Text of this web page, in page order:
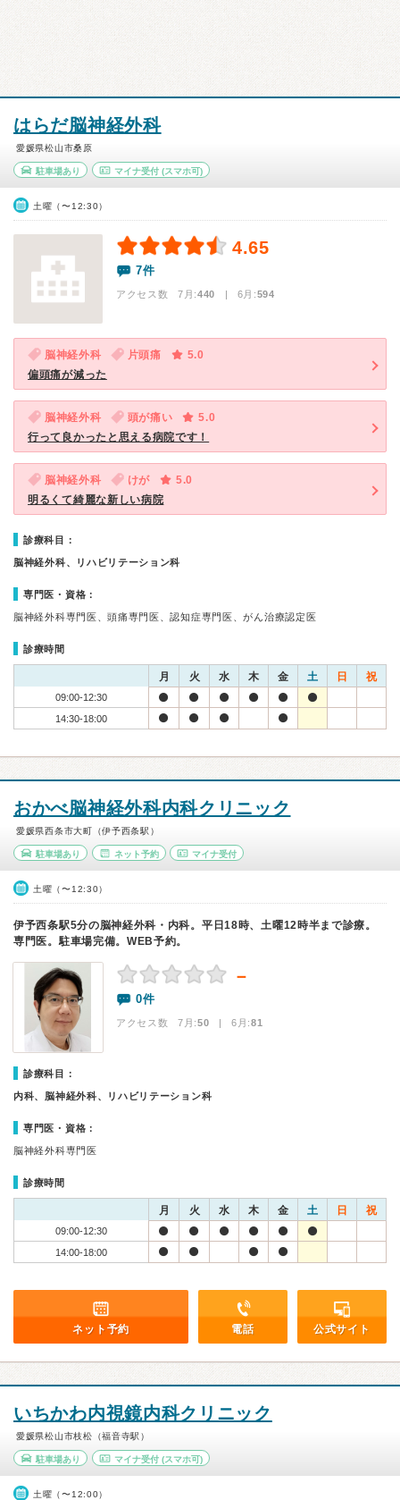
はらだ脳神経外科
愛媛県松山市桑原
駐車場あり マイナ受付(スマホ可)
土曜（〜12:30）
4.65
7件
アクセス数 7月:440 | 6月:594
脳神経外科 片頭痛
5.0
偏頭痛が減った
脳神経外科 頭が痛い
5.0
行って良かったと思える病院です！
脳神経外科 けが
5.0
明るくて綺麗な新しい病院
診療科目：
脳神経外科、リハビリテーション科
専門医・資格：
脳神経外科専門医、頭痛専門医、認知症専門医、がん治療認定医
診療時間
月 火 水 木 金 土 日 祝
09:00-12:30
14:30-18:00
おかべ脳神経外科内科クリニック
愛媛県西条市大町（伊予西条駅）
駐車場あり ネット予約 マイナ受付
土曜（〜12:30）
伊予西条駅5分の脳神経外科・内科。平日18時、土曜12時半まで診療。
専門医。駐車場完備。WEB予約。
－
0件
アクセス数 7月:50 | 6月:81
診療科目：
内科、脳神経外科、リハビリテーション科
専門医・資格：
脳神経外科専門医
診療時間
月 火 水 木 金 土 日 祝
09:00-12:30
14:00-18:00
ネット予約 電話 公式サイト
いちかわ内視鏡内科クリニック
愛媛県松山市枝松（福音寺駅）
駐車場あり マイナ受付(スマホ可)
土曜（〜12:00）